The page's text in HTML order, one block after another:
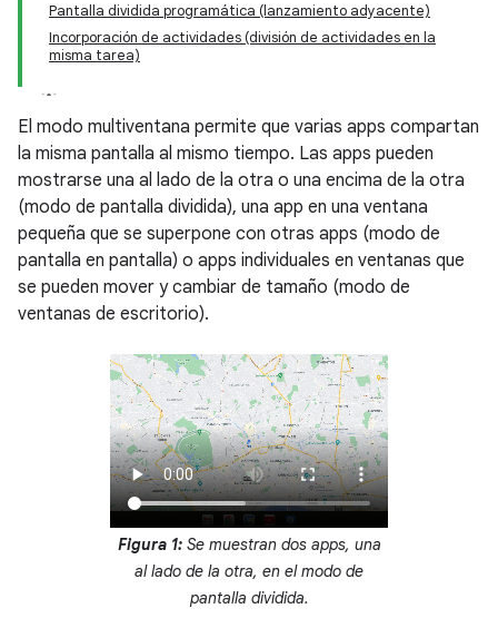
Pantalla dividida programática (lanzamiento adyacente)
Incorporación de actividades (división de actividades en la
misma tarea)
El modo multiventana permite que varias apps compartan
la misma pantalla al mismo tiempo. Las apps pueden
mostrarse una al lado de la otra o una encima de la otra
(modo de pantalla dividida), una app en una ventana
pequeña que se superpone con otras apps (modo de
pantalla en pantalla) o apps individuales en ventanas que
se pueden mover y cambiar de tamaño (modo de
ventanas de escritorio).
Figura 1:Se muestran dos apps, una
al lado de la otra, en el modo de
pantalla dividida.